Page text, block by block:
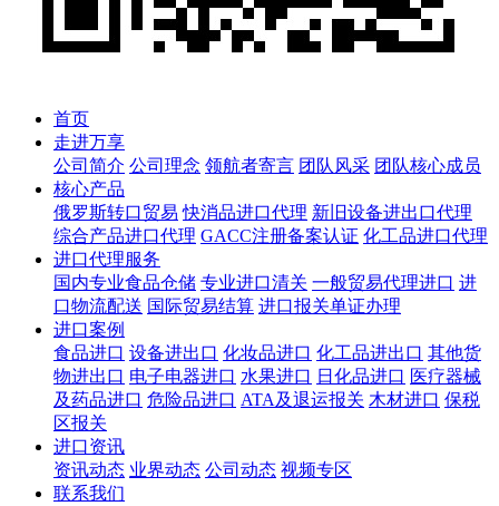
首页
走进万享
公司简介 公司理念 领航者寄言 团队风采 团队核心成员
核心产品
俄罗斯转口贸易 快消品进口代理 新旧设备进出口代理
综合产品进口代理 GACC注册备案认证 化工品进口代理
进口代理服务
国内专业食品仓储 专业进口清关 一般贸易代理进口 进
口物流配送 国际贸易结算 进口报关单证办理
进口案例
食品进口 设备进出口 化妆品进口 化工品进出口 其他货
物进出口 电子电器进口 水果进口 日化品进口 医疗器械
及药品进口 危险品进口 ATA及退运报关 木材进口 保税
区报关
进口资讯
资讯动态 业界动态 公司动态 视频专区
联系我们